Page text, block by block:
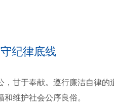
纪律底线
于奉献。遵行廉洁自律的
维护社会公序良俗。